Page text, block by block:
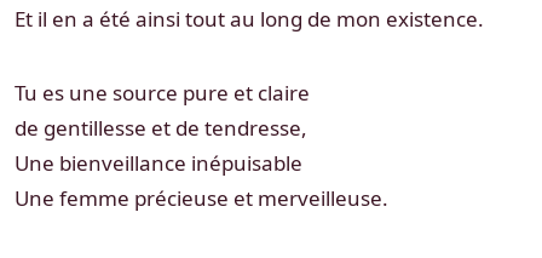
Et il en a été ainsi tout au long de mon existence.
Tu es une source pure et claire
de gentillesse et de tendresse,
Une bienveillance inépuisable
Une femme précieuse et merveilleuse.